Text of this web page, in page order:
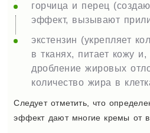
горчица и перец
эффект, вызывают
экстензин (укрепляет
в тканях, питает кожу и,
дробление жировых
количество жира в
Следует отметить, что
эффект дают многие кремы от